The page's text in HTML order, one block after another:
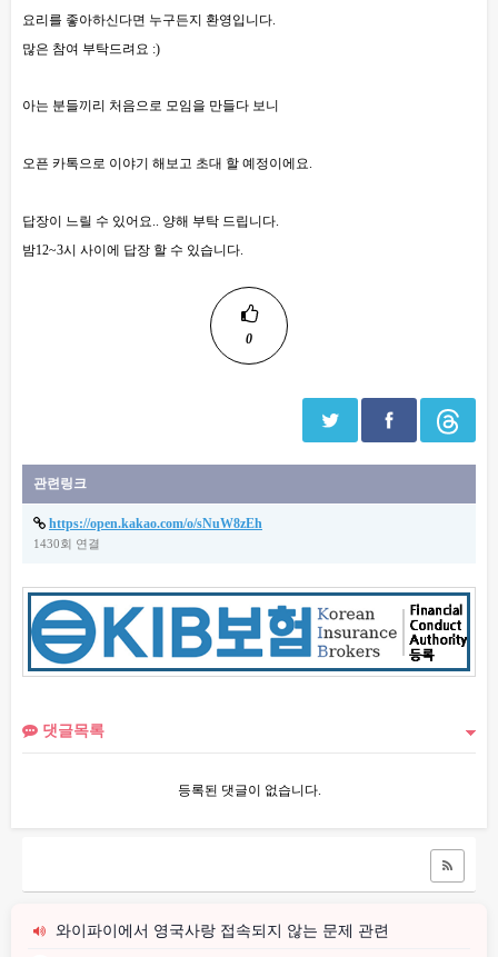
요리를 좋아하신다면 누구든지 환영입니다.
많은 참여 부탁드려요 :)
아는 분들끼리 처음으로 모임을 만들다 보니
오픈 카톡으로 이야기 해보고 초대 할 예정이에요.
답장이 느릴 수 있어요.. 양해 부탁 드립니다.
밤12~3시 사이에 답장 할 수 있습니다.
0
관련링크
https://open.kakao.com/o/sNuW8zEh
1430회 연결
댓글목록
등록된 댓글이 없습니다.
와이파이에서 영국사랑 접속되지 않는 문제 관련